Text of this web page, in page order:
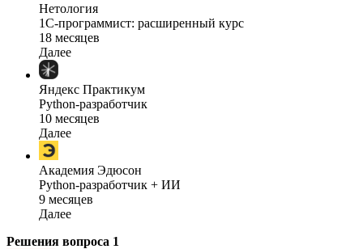
Нетология
1C-программист: расширенный курс
18 месяцев
Далее
Яндекс Практикум
Python-разработчик
10 месяцев
Далее
Академия Эдюсон
Python-разработчик + ИИ
9 месяцев
Далее
Решения вопроса 1